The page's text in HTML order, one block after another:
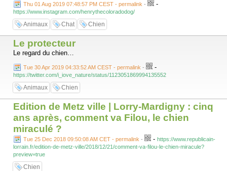
Thu 01 Aug 2019 07:48:57 PM CEST - permalink - -
https://www.instagram.com/henrythecoloradodog/
Animaux Chat Chien
Le protecteur
Le regard du chien…
Tue 30 Apr 2019 04:33:52 AM CEST - permalink - -
https://twitter.com/i_iove_nature/status/1123051869994135552
Animaux Chien
Edition de Metz ville | Lorry-Mardigny : cinq
ans après, comment va Filou, le chien
miraculé ?
Tue 25 Dec 2018 09:50:08 AM CET - permalink - - https://www.republicain-
lorrain.fr/edition-de-metz-ville/2018/12/21/comment-va-filou-le-chien-miracule?
preview=true
Chien